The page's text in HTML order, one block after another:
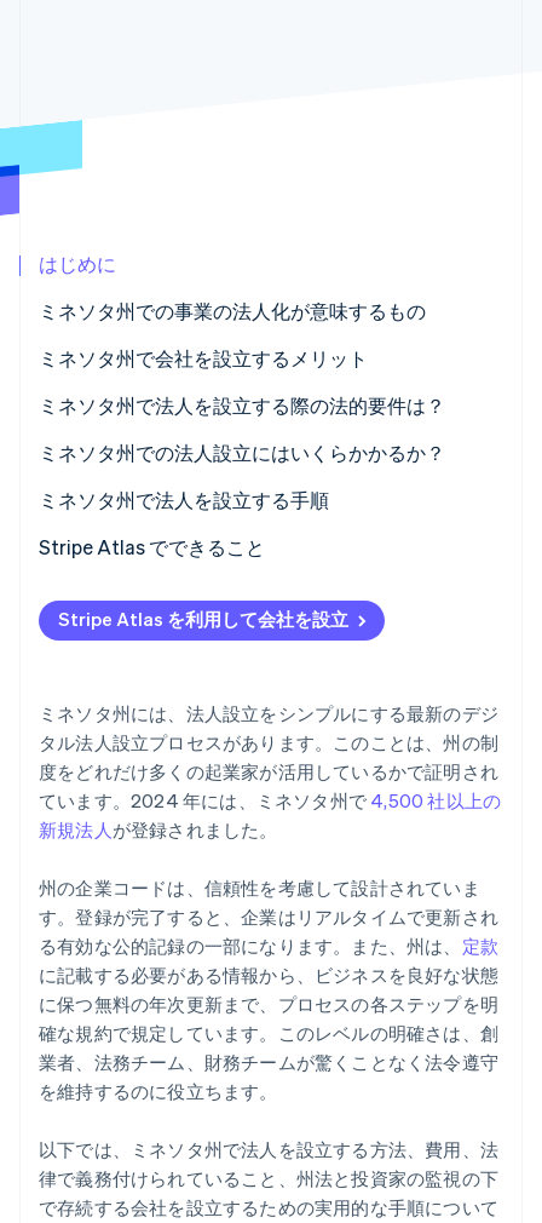
今後の予定を確認
Climate
カーボンリムーバル
オンライン本人確認
Stripe Sessions 2026
ご覧ください。
はじめに
ミネソタ州での事業の法人化が意味するもの
ミネソタ州で会社を設立するメリット
強力な有限責任
継続性と譲渡可能性
Capital の信頼性とアクセス
課税する柔軟性と透明性
ミネソタ州で法人を設立する際の法的要件は？
主な申請要件
社内組織
継続的な法令遵守
ミネソタ州での法人設立にはいくらかかるか？
州税の申告手数料
オプションの申告と予約
復帰費用
ミネソタ州で法人を設立する手順
事業形態に適した法人かどうかの判断
名称を選ぶ
登録事務所をリストする
会社の組織化
税金と必要なライセンスの登録
年次更新を申請する
Stripe Atlas でできること
Atlas への申請
EIN が到着する前に決済を受け付け、銀行取引を行う
自動 83 (b) 課税選択申請
世界クラスの企業の法的文書
Stripe Payments を 1 年間無料でご利用いただけるほ
Stripe Atlas を利用して会社を設立
ミネソタ州には、法人設立をシンプルにする最新のデジ
タル法人設立プロセスがあります。このことは、州の制
度をどれだけ多くの起業家が活用しているかで証明され
ています。2024 年には、ミネソタ州で 4,500 社以上の
新規法人が登録されました。
州の企業コードは、信頼性を考慮して設計されていま
す。登録が完了すると、企業はリアルタイムで更新され
る有効な公的記録の一部になります。また、州は、 定款
に記載する必要がある情報から、ビジネスを良好な状態
に保つ無料の年次更新まで、プロセスの各ステップを明
確な規約で規定しています。このレベルの明確さは、創
業者、法務チーム、財務チームが驚くことなく法令遵守
を維持するのに役立ちます。
以下では、ミネソタ州で法人を設立する方法、費用、法
律で義務付けられていること、州法と投資家の監視の下
で存続する会社を設立するための実用的な手順について